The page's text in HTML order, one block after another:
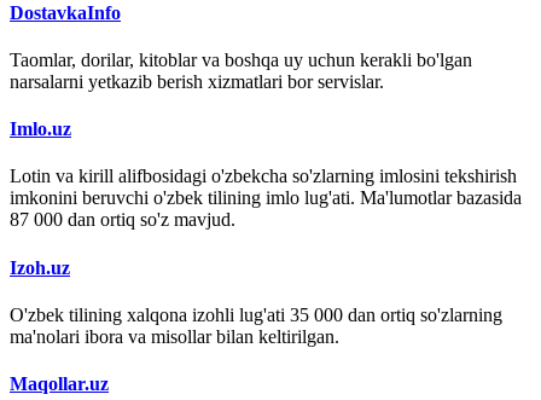
DostavkaInfo
Taomlar, dorilar, kitoblar va boshqa uy uchun kerakli bo'lgan
narsalarni yetkazib berish xizmatlari bor servislar.
Imlo.uz
Lotin va kirill alifbosidagi o'zbekcha so'zlarning imlosini tekshirish
imkonini beruvchi o'zbek tilining imlo lug'ati. Ma'lumotlar bazasida
87 000 dan ortiq so'z mavjud.
Izoh.uz
O'zbek tilining xalqona izohli lug'ati 35 000 dan ortiq so'zlarning
ma'nolari ibora va misollar bilan keltirilgan.
Maqollar.uz